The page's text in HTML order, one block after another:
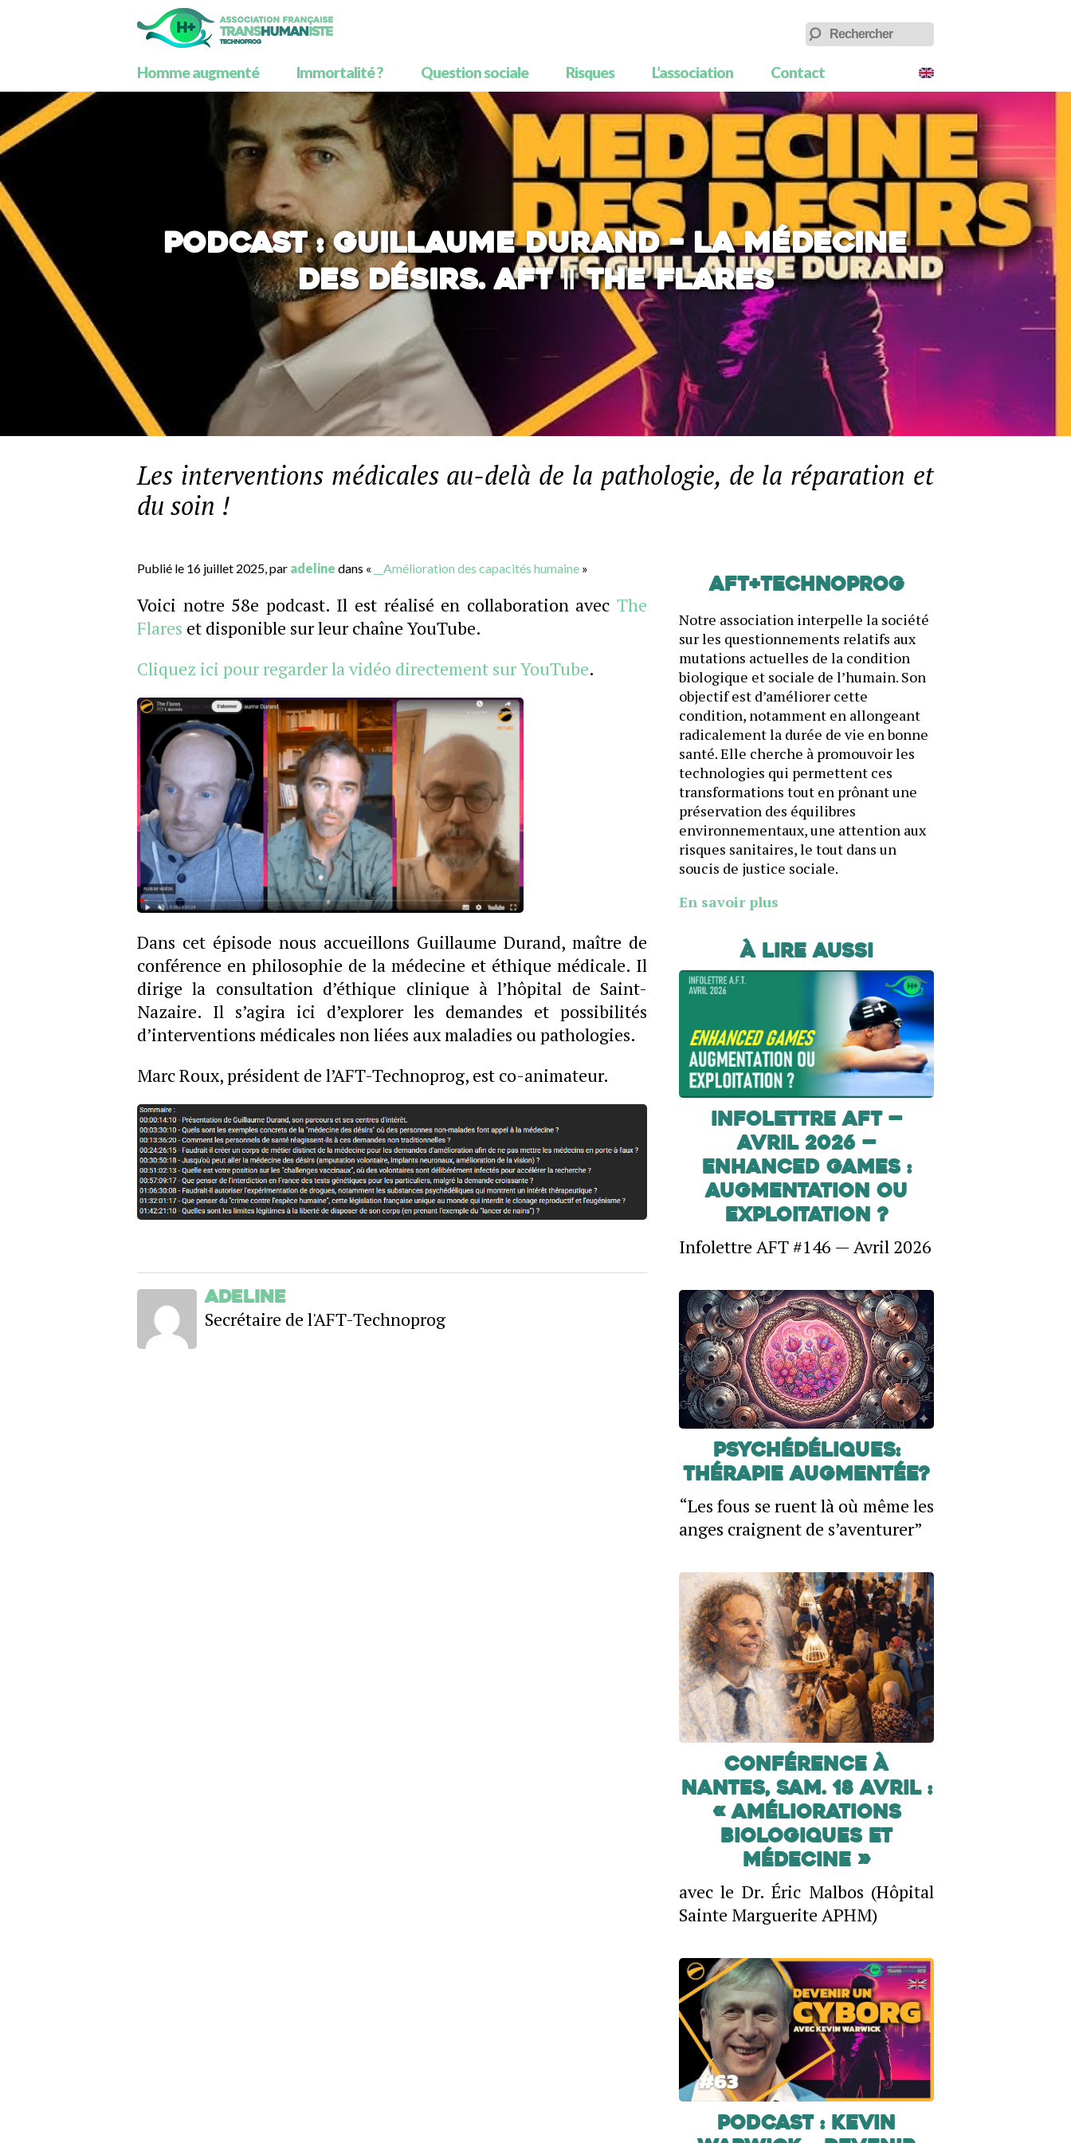
Homme augmenté Immortalité ? Question sociale Risques L’association Contact
PODCAST : Guillaume Durand – La médecine
des désirs. AFT ‖ THE FLARES
Les interventions médicales au-delà de la pathologie, de la réparation et
du soin !
Publié le 16 juillet 2025, par adeline dans « __Amélioration des capacités humaine »
Voici notre 58e podcast. Il est réalisé en collaboration avec The
Flares et disponible sur leur chaîne YouTube.
Cliquez ici pour regarder la vidéo directement sur YouTube.
Dans cet épisode nous accueillons Guillaume Durand, maître de
conférence en philosophie de la médecine et éthique médicale. Il
dirige la consultation d’éthique clinique à l’hôpital de Saint-
Nazaire. Il s’agira ici d’explorer les demandes et possibilités
d’interventions médicales non liées aux maladies ou pathologies.
Marc Roux, président de l’AFT-Technoprog, est co-animateur.
adeline
Secrétaire de l'AFT-Technoprog
AFT+Technoprog
Notre association interpelle la société
sur les questionnements relatifs aux
mutations actuelles de la condition
biologique et sociale de l’humain. Son
objectif est d’améliorer cette
condition, notamment en allongeant
radicalement la durée de vie en bonne
santé. Elle cherche à promouvoir les
technologies qui permettent ces
transformations tout en prônant une
préservation des équilibres
environnementaux, une attention aux
risques sanitaires, le tout dans un
soucis de justice sociale.
En savoir plus
À lire aussi
INFOLETTRE AFT —
Avril 2026 —
Enhanced Games :
Augmentation ou
exploitation ?
Infolettre AFT #146 — Avril 2026
PsYcHéDéliquEs:
Thérapie augmentée?
“Les fous se ruent là où même les
anges craignent de s’aventurer”
Conférence à
Nantes, sam. 18 avril :
« Améliorations
biologiques et
Médecine »
avec le Dr. Éric Malbos (Hôpital
Sainte Marguerite APHM)
PODCAST : Kevin